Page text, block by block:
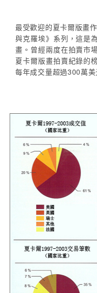
最受歡迎的夏卡爾版畫
與克羅埃》系列，這是
畫。曾經兩度在拍賣市
夏卡爾版畫拍賣紀錄的
每年成交量超過300萬美